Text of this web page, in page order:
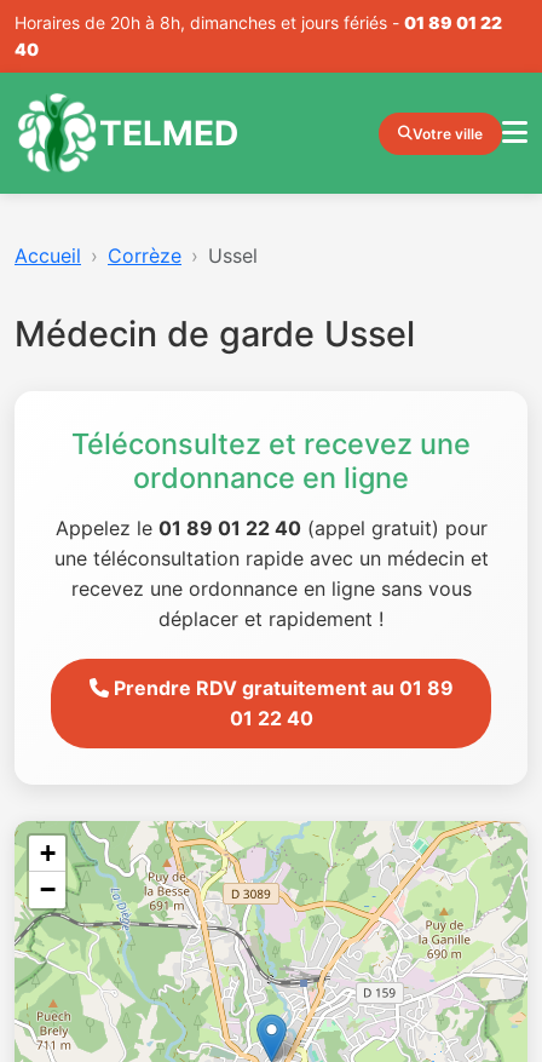
Horaires de 20h à 8h, dimanches et jours fériés - 01 89 01 22
40
TELMED Votre ville
Accueil Corrèze Ussel
Médecin de garde Ussel
Téléconsultez et recevez une
ordonnance en ligne
Appelez le 01 89 01 22 40(appel gratuit) pour
une téléconsultation rapide avec un médecin et
recevez une ordonnance en ligne sans vous
déplacer et rapidement !
Prendre RDV gratuitement au 01 89
01 22 40
+
−